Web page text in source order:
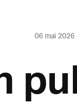
06 mai 2026